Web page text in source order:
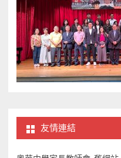
友情連結